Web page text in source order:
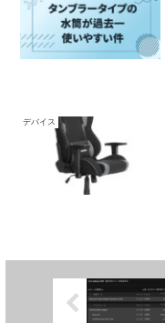
デバイス